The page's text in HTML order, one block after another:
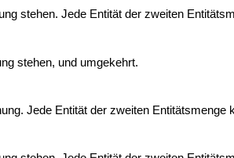
stehen. Jede Entität der zweiten
stehen, und umgekehrt.
Jede Entität der zweiten Entitätsmenge